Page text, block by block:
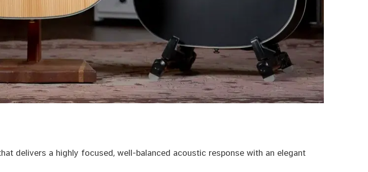
delivers a highly focused, well-balanced acoustic response with an elegant